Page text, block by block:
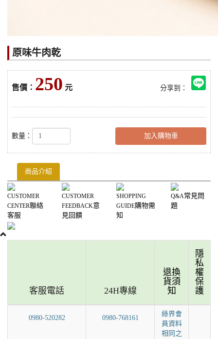
原味牛肉乾
售價： 250 元 分享到：
數量： 加入購物車
商品介紹
CUSTOMER
CENTER聯絡
客服
CUSTOMER
FEEDBACK意
見回饋
SHOPPING
GUIDE購物需
知
Q&A常見問
題
客服電話 24H專線
退換
貨須
知
隱
私
權
保
護
0980-520282 0980-768161
綠界會
員資料
相同之